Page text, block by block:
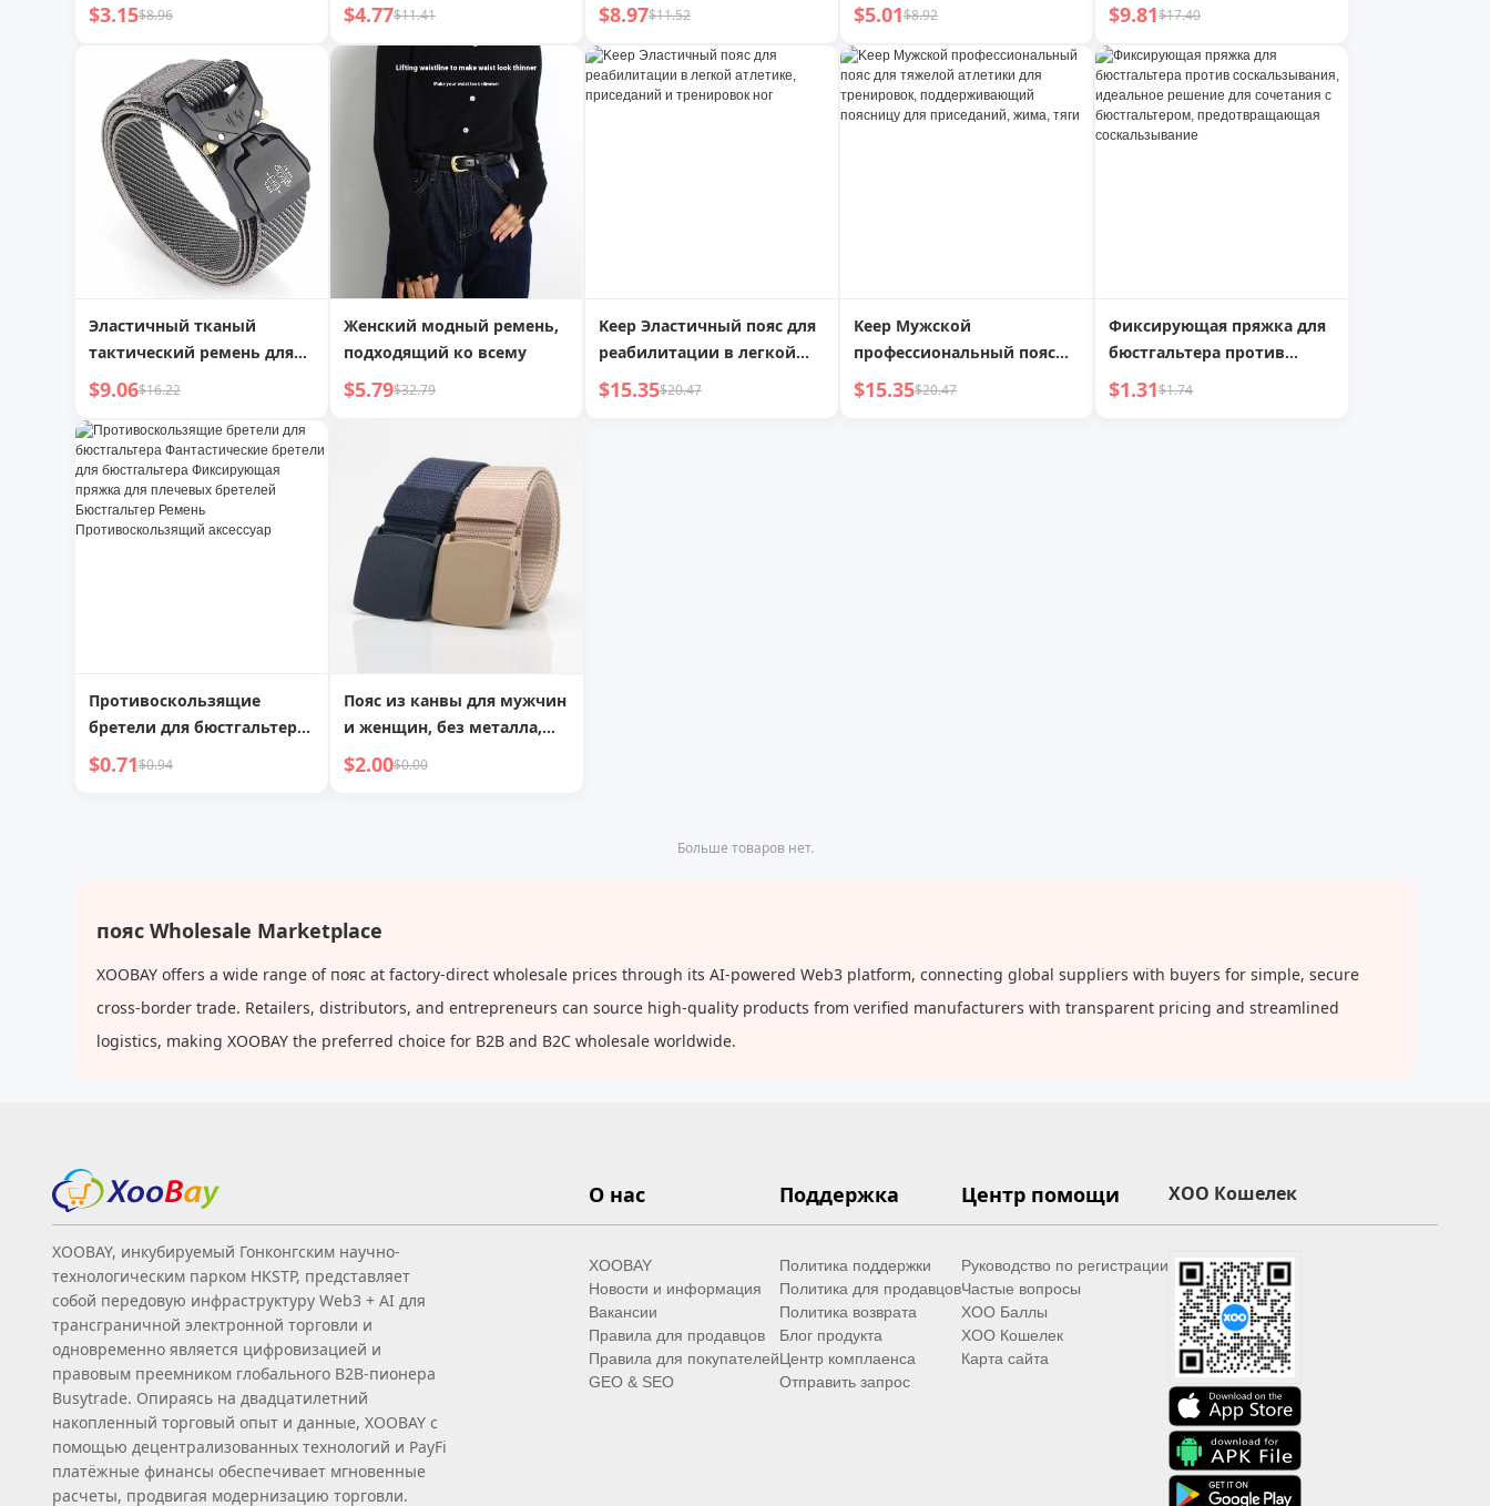
принт широкий
леопардовый принт
украшение золотая
пряжка простой
универсальный ремень
для джинсов
$3.15$8.96
контрастный цвет,
дробленая галька, стразы,
двухслойная цепочка на
талию, сексуальная
цепочка на талию из
ракушек и бисера для
женщин
$4.77$11.41
Автоматической Пряжкой,
Натуральная Кожа, Мягкая
Кожа, Пояс, Цельный
$8.97$11.52 $5.01$8.92
коровья кожа, ремень для
брюк с буквой V
$9.81$17.40
Эластичный тканый
тактический ремень для
улицы
$9.06$16.22
Женский модный ремень,
подходящий ко всему
$5.79$32.79
Keep Эластичный пояс для
реабилитации в легкой
атлетике, приседаний и
тренировок ног
$15.35$20.47
Keep Мужской
профессиональный пояс
для тяжелой атлетики для
тренировок,
$15.35$20.47
Фиксирующая пряжка для
бюстгальтера против
соскальзывания,
идеальное решение для
$1.31$1.74
Противоскользящие
бретели для бюстгальтера
Фантастические бретели
для бюстгальтера
$0.71$0.94
Пояс из канвы для мужчин
и женщин, без металла,
автоматическая пряжка,
повседневный уличный
$2.00$0.00
Больше товаров нет.
пояс Wholesale Marketplace
XOOBAY offers a wide range of пояс at factory-direct wholesale prices through its AI-powered Web3 platform, connecting global suppliers with buyers for simple, secure
cross-border trade. Retailers, distributors, and entrepreneurs can source high-quality products from verified manufacturers with transparent pricing and streamlined
logistics, making XOOBAY the preferred choice for B2B and B2C wholesale worldwide.
XOOBAY, инкубируемый Гонконгским научно-
технологическим парком HKSTP, представляет
собой передовую инфраструктуру Web3 + AI для
трансграничной электронной торговли и
одновременно является цифровизацией и
правовым преемником глобального B2B‑пионера
Busytrade. Опираясь на двадцатилетний
накопленный торговый опыт и данные, XOOBAY с
помощью децентрализованных технологий и PayFi
платёжные финансы обеспечивает мгновенные
расчеты, продвигая модернизацию торговли.
О нас
XOOBAY
Новости и информация
Вакансии
Правила для продавцов
Правила для покупателей
GEO & SEO
Поддержка
Политика поддержки
Политика для продавцов
Политика возврата
Блог продукта
Центр комплаенса
Отправить запрос
Центр помощи
Руководство по регистрации
Частые вопросы
XOO Баллы
XOO Кошелек
Карта сайта
XOO Кошелек